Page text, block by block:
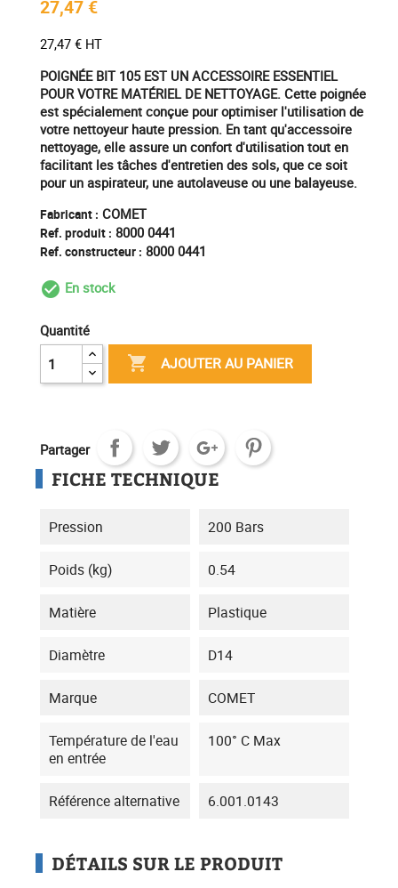
27,47 €
27,47 € HT
POIGNÉE BIT 105 EST UN ACCESSOIRE ESSENTIEL
POUR VOTRE MATÉRIEL DE NETTOYAGE. Cette poignée
est spécialement conçue pour optimiser l'utilisation de
votre nettoyeur haute pression. En tant qu'accessoire
nettoyage, elle assure un confort d'utilisation tout en
facilitant les tâches d'entretien des sols, que ce soit
pour un aspirateur, une autolaveuse ou une balayeuse.
Fabricant : COMET
Ref. produit : 8000 0441
Ref. constructeur : 8000 0441
check_circle_outline
En stock
Quantité
 AJOUTER AU PANIER
Partager
FICHE TECHNIQUE
Pression 200 Bars
Poids (kg) 0.54
Matière Plastique
Diamètre D14
Marque COMET
Température de l'eau
en entrée
100° C Max
Référence alternative 6.001.0143
DÉTAILS SUR LE PRODUIT